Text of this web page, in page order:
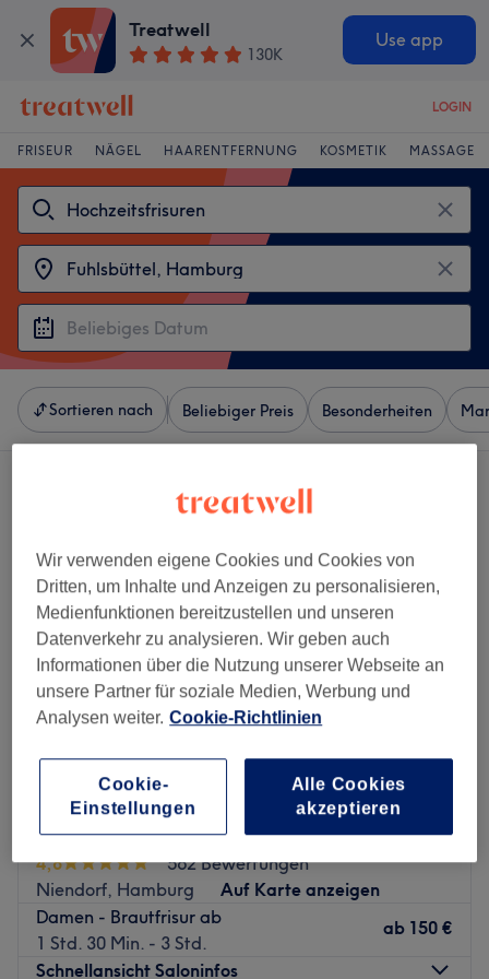
Treatwell
130K
Use app
LOGIN
FRISEUR NÄGEL HAARENTFERNUNG KOSMETIK MASSAGE
Sortieren nach Beliebiger Preis Besonderheiten
hochzeitsfrisuren in der Nähe von Fuhlsbüttel, Hamburg
Nastaran Salon
4,8
562 Bewertungen
Niendorf, Hamburg
Auf Karte anzeigen
Damen - Brautfrisur ab
1 Std. 30 Min. - 3 Std.
ab 150 €
Schnellansicht Saloninfos
Wir verwenden eigene Cookies und Cookies von
Dritten, um Inhalte und Anzeigen zu personalisieren,
Medienfunktionen bereitzustellen und unseren
Datenverkehr zu analysieren. Wir geben auch
Informationen über die Nutzung unserer Webseite an
unsere Partner für soziale Medien, Werbung und
Analysen weiter. Cookie-Richtlinien
Cookie-
Einstellungen
Alle Cookies
akzeptieren